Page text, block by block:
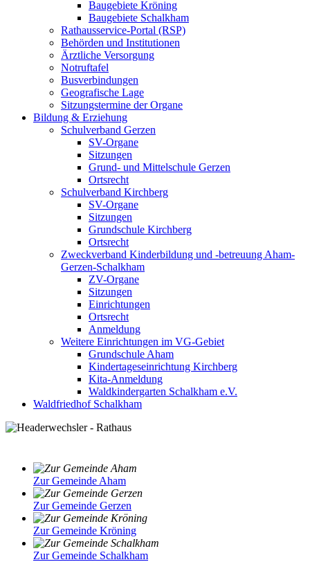
Baugebiete Kröning
Baugebiete Schalkham
Rathausservice-Portal (RSP)
Behörden und Institutionen
Ärztliche Versorgung
Notruftafel
Busverbindungen
Geografische Lage
Sitzungstermine der Organe
Bildung & Erziehung
Schulverband Gerzen
SV-Organe
Sitzungen
Grund- und Mittelschule Gerzen
Ortsrecht
Schulverband Kirchberg
SV-Organe
Sitzungen
Grundschule Kirchberg
Ortsrecht
Zweckverband Kinderbildung und -betreuung Aham-
Gerzen-Schalkham
ZV-Organe
Sitzungen
Einrichtungen
Ortsrecht
Anmeldung
Weitere Einrichtungen im VG-Gebiet
Grundschule Aham
Kindertageseinrichtung Kirchberg
Kita-Anmeldung
Waldkindergarten Schalkham e.V.
Waldfriedhof Schalkham
Zur Gemeinde Aham
Zur Gemeinde Gerzen
Zur Gemeinde Kröning
Zur Gemeinde Schalkham